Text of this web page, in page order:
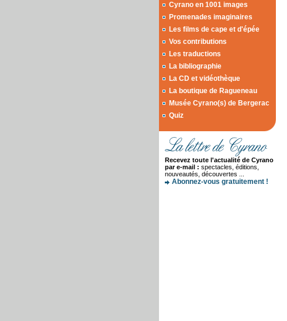
Cyrano en 1001 images
Promenades imaginaires
Les films de cape et d'épée
Vos contributions
Les traductions
La bibliographie
La CD et vidéothèque
La boutique de Ragueneau
Musée Cyrano(s) de Bergerac
Quiz
Recevez toute l'actualité de Cyrano
par e-mail : spectacles, éditions,
nouveautés, découvertes ...
Abonnez-vous gratuitement !